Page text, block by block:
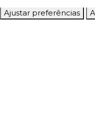
Ajustar preferências